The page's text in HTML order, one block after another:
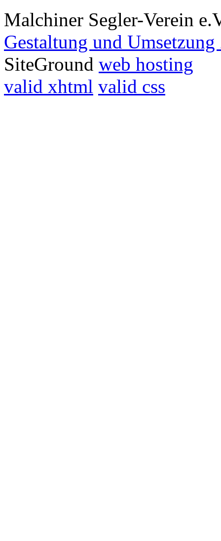
Malchiner Segler-Verein
Gestaltung und Umsetzung
SiteGround web hosting
valid xhtml valid css